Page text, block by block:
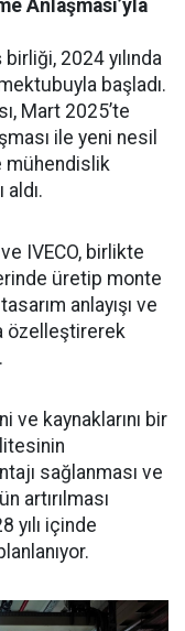
Anlaşması’yla
2024 yılında
başladı.
Mart 2025’te
ile yeni nesil
mühendislik
IVECO, birlikte
üretip monte
anlayışı ve
özelleştirerek
ve kaynaklarını bir
sağlanması ve
artırılması
yılı içinde